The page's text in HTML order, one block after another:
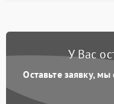
У Вас
Оставьте заявку,